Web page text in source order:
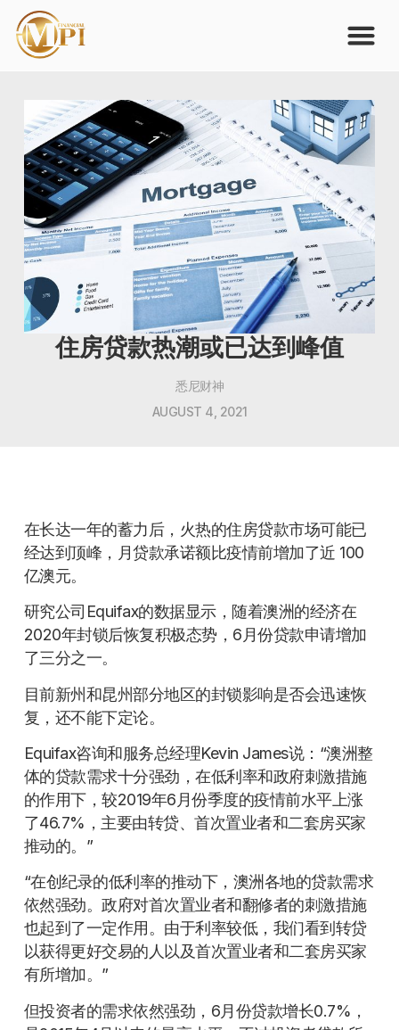
住房贷款热潮或已达到峰值
悉尼财神
AUGUST 4, 2021
在长达一年的蓄力后，火热的住房贷款市场可能已
经达到顶峰，月贷款承诺额比疫情前增加了近 100
亿澳元。
研究公司Equifax的数据显示，随着澳洲的经济在
2020年封锁后恢复积极态势，6月份贷款申请增加
了三分之一。
目前新州和昆州部分地区的封锁影响是否会迅速恢
复，还不能下定论。
Equifax咨询和服务总经理Kevin James说：“澳洲整
体的贷款需求十分强劲，在低利率和政府刺激措施
的作用下，较2019年6月份季度的疫情前水平上涨
了46.7%，主要由转贷、首次置业者和二套房买家
推动的。”
“在创纪录的低利率的推动下，澳洲各地的贷款需求
依然强劲。政府对首次置业者和翻修者的刺激措施
也起到了一定作用。由于利率较低，我们看到转贷
以获得更好交易的人以及首次置业者和二套房买家
有所增加。”
但投资者的需求依然强劲，6月份贷款增长0.7%，